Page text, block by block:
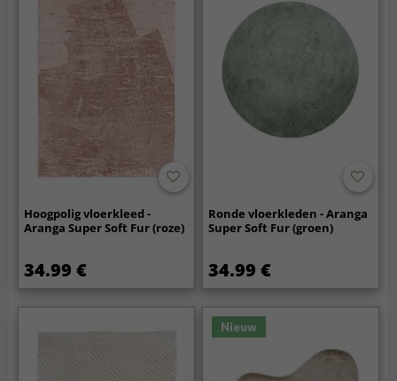
Hoogpolig vloerkleed -
Aranga Super Soft Fur (roze)
34.99 €
Ronde vloerkleden - Aranga
Super Soft Fur (groen)
34.99 €
Nieuw